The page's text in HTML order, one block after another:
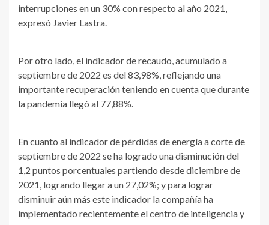
interrupciones en un 30% con respecto al año 2021,
expresó Javier Lastra.
Por otro lado, el indicador de recaudo, acumulado a
septiembre de 2022 es del 83,98%, reflejando una
importante recuperación teniendo en cuenta que durante
la pandemia llegó al 77,88%.
En cuanto al indicador de pérdidas de energía a corte de
septiembre de 2022 se ha logrado una disminución del
1,2 puntos porcentuales partiendo desde diciembre de
2021, logrando llegar a un 27,02%; y para lograr
disminuir aún más este indicador la compañía ha
implementado recientemente el centro de inteligencia y